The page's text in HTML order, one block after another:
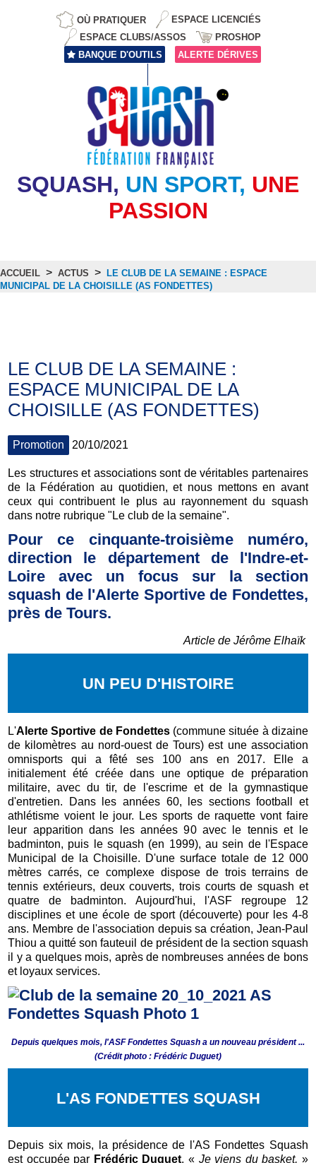
OÙ PRATIQUER
ESPACE LICENCIÉS
ESPACE CLUBS/ASSOS
PROSHOP
BANQUE D'OUTILS
ALERTE DÉRIVES
SQUASH, UN SPORT, UNE
PASSION
ACCUEIL > ACTUS > LE CLUB DE LA SEMAINE : ESPACE
MUNICIPAL DE LA CHOISILLE (AS FONDETTES)
LE CLUB DE LA SEMAINE :
ESPACE MUNICIPAL DE LA
CHOISILLE (AS FONDETTES)
Promotion 20/10/2021
Les structures et associations sont de véritables partenaires
de la Fédération au quotidien, et nous mettons en avant
ceux qui contribuent le plus au rayonnement du squash
dans notre rubrique "Le club de la semaine".
Pour ce cinquante-troisième numéro,
direction le département de l'Indre-et-
Loire avec un focus sur la section
squash de l'Alerte Sportive de Fondettes,
près de Tours.
Article de Jérôme Elhaïk
UN PEU D'HISTOIRE
L'Alerte Sportive de Fondettes(commune située à dizaine
de kilomètres au nord-ouest de Tours) est une association
omnisports qui a fêté ses 100 ans en 2017. Elle a
initialement été créée dans une optique de préparation
militaire, avec du tir, de l'escrime et de la gymnastique
d'entretien. Dans les années 60, les sections football et
athlétisme voient le jour. Les sports de raquette vont faire
leur apparition dans les années 90 avec le tennis et le
badminton, puis le squash (en 1999), au sein de l'Espace
Municipal de la Choisille. D'une surface totale de 12 000
mètres carrés, ce complexe dispose de trois terrains de
tennis extérieurs, deux couverts, trois courts de squash et
quatre de badminton. Aujourd'hui, l'ASF regroupe 12
disciplines et une école de sport (découverte) pour les 4-8
ans. Membre de l'association depuis sa création, Jean-Paul
Thiou a quitté son fauteuil de président de la section squash
il y a quelques mois, après de nombreuses années de bons
et loyaux services.
Depuis quelques mois, l'ASF Fondettes Squash a un nouveau président ...
(Crédit photo : Frédéric Duguet)
L'AS FONDETTES SQUASH
Depuis six mois, la présidence de l'AS Fondettes Squash
est occupée par Frédéric Duguet. « Je viens du basket, »